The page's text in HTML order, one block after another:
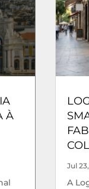
À
Jul
A